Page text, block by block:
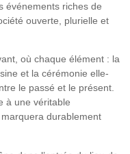
événements riches de
ouverte, plurielle et
où chaque élément : la
et la cérémonie elle-
le passé et le présent.
à une véritable
durablement